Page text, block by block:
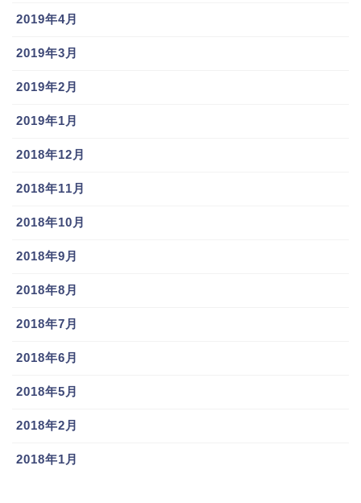
2019年4月
2019年3月
2019年2月
2019年1月
2018年12月
2018年11月
2018年10月
2018年9月
2018年8月
2018年7月
2018年6月
2018年5月
2018年2月
2018年1月